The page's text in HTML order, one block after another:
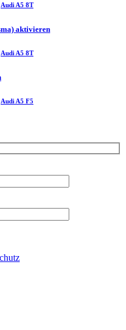
Audi A5 8T
aktivieren
Audi A5 8T
Audi A5 F5